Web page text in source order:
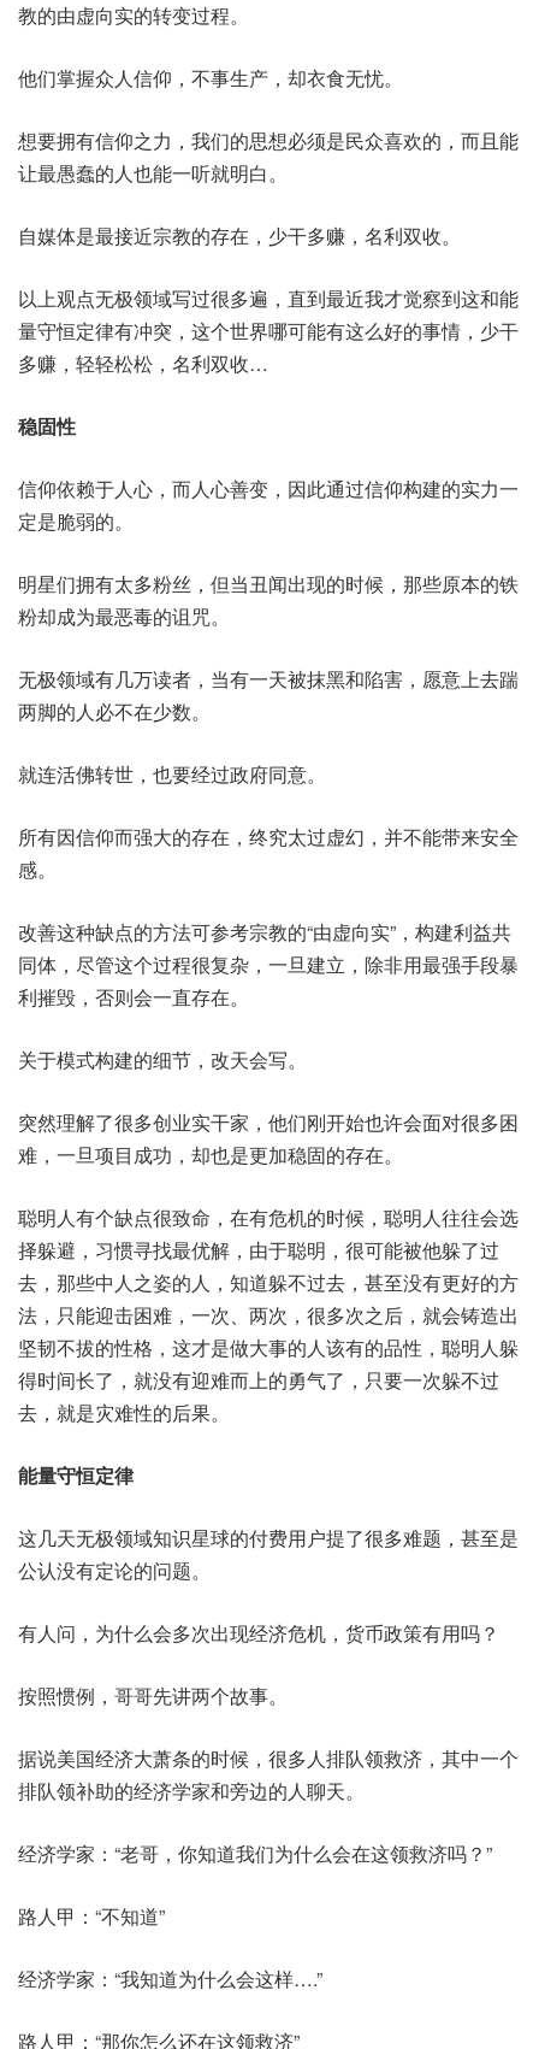
教的由虚向实的转变过程。
他们掌握众人信仰，不事生产，却衣食无忧。
想要拥有信仰之力，我们的思想必须是民众喜欢的，而且能
让最愚蠢的人也能一听就明白。
自媒体是最接近宗教的存在，少干多赚，名利双收。
以上观点无极领域写过很多遍，直到最近我才觉察到这和能
量守恒定律有冲突，这个世界哪可能有这么好的事情，少干
多赚，轻轻松松，名利双收…
稳固性
信仰依赖于人心，而人心善变，因此通过信仰构建的实力一
定是脆弱的。
明星们拥有太多粉丝，但当丑闻出现的时候，那些原本的铁
粉却成为最恶毒的诅咒。
无极领域有几万读者，当有一天被抹黑和陷害，愿意上去踹
两脚的人必不在少数。
就连活佛转世，也要经过政府同意。
所有因信仰而强大的存在，终究太过虚幻，并不能带来安全
感。
改善这种缺点的方法可参考宗教的“由虚向实”，构建利益共
同体，尽管这个过程很复杂，一旦建立，除非用最强手段暴
利摧毁，否则会一直存在。
关于模式构建的细节，改天会写。
突然理解了很多创业实干家，他们刚开始也许会面对很多困
难，一旦项目成功，却也是更加稳固的存在。
聪明人有个缺点很致命，在有危机的时候，聪明人往往会选
择躲避，习惯寻找最优解，由于聪明，很可能被他躲了过
去，那些中人之姿的人，知道躲不过去，甚至没有更好的方
法，只能迎击困难，一次、两次，很多次之后，就会铸造出
坚韧不拔的性格，这才是做大事的人该有的品性，聪明人躲
得时间长了，就没有迎难而上的勇气了，只要一次躲不过
去，就是灾难性的后果。
能量守恒定律
这几天无极领域知识星球的付费用户提了很多难题，甚至是
公认没有定论的问题。
有人问，为什么会多次出现经济危机，货币政策有用吗？
按照惯例，哥哥先讲两个故事。
据说美国经济大萧条的时候，很多人排队领救济，其中一个
排队领补助的经济学家和旁边的人聊天。
经济学家：“老哥，你知道我们为什么会在这领救济吗？”
路人甲：“不知道”
经济学家：“我知道为什么会这样….”
路人甲：“那你怎么还在这领救济”